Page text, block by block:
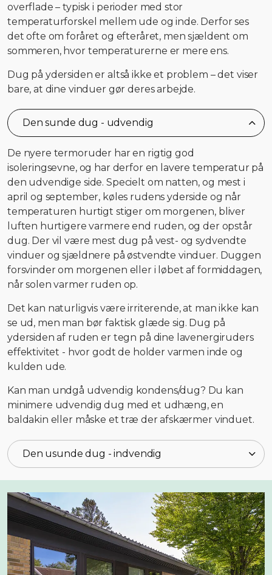
overflade – typisk i perioder med stor
temperaturforskel mellem ude og inde. Derfor ses
det ofte om foråret og efteråret, men sjældent om
sommeren, hvor temperaturerne er mere ens.
Dug på ydersiden er altså ikke et problem – det viser
bare, at dine vinduer gør deres arbejde.
Den sunde dug - udvendig
De nyere termoruder har en rigtig god
isoleringsevne, og har derfor en lavere temperatur på
den udvendige side. Specielt om natten, og mest i
april og september, køles rudens yderside og når
temperaturen hurtigt stiger om morgenen, bliver
luften hurtigere varmere end ruden, og der opstår
dug. Der vil være mest dug på vest- og sydvendte
vinduer og sjældnere på østvendte vinduer. Duggen
forsvinder om morgenen eller i løbet af formiddagen,
når solen varmer ruden op.
Det kan naturligvis være irriterende, at man ikke kan
se ud, men man bør faktisk glæde sig. Dug på
ydersiden af ruden er tegn på dine lavenergiruders
effektivitet - hvor godt de holder varmen inde og
kulden ude.
Kan man undgå udvendig kondens/dug? Du kan
minimere udvendig dug med et udhæng, en
baldakin eller måske et træ der afskærmer vinduet.
Den usunde dug - indvendig